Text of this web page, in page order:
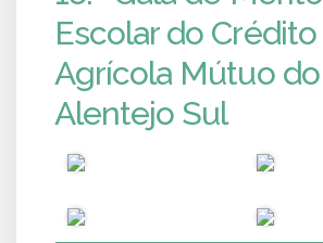
Escolar do Crédito
Agrícola Mútuo do
Alentejo Sul